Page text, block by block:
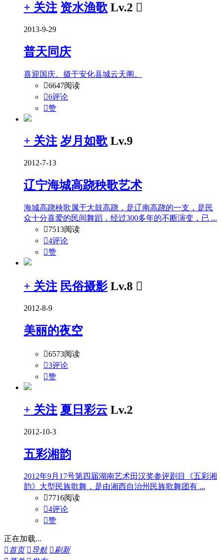
+ 关注 资水渔歌 Lv.2 
2013-9-29
普天同庆
喜迎国庆。摄于安化县城云天阁。
6647阅读
6评论
赞
+ 关注 岁月如歌 Lv.9
2012-7-13
辽宁海城高跷秧歌艺术
海城高跷秧歌属于大鼓高跷，是辽南高跷的一支，是民
众十分喜爱的民间舞蹈，经过300多年的不断演变，已 ...
7513阅读
4评论
赞
+ 关注 民俗摄影 Lv.8 
2012-8-9
美丽的夜空
6573阅读
3评论
赞
+ 关注 夏日彩云 Lv.2
2012-10-3
五彩湘韵
2012年9月17号第四届湖南艺术田汉奖参评剧目《五彩湘
韵》大型民族歌舞，是由湘西自治州民族歌舞团有 ...
7716阅读
4评论
赞
正在加载...
 首页 导航 刷新